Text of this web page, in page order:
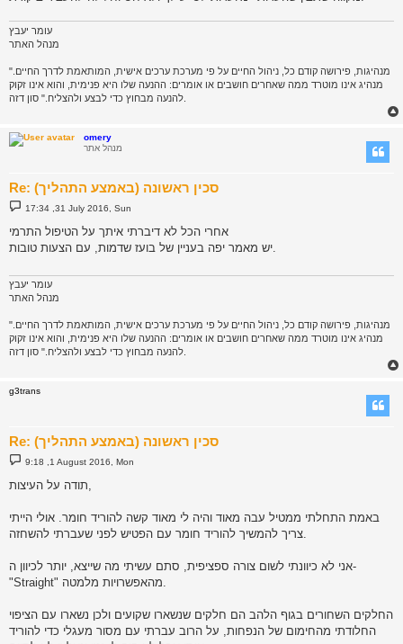
עומר יעבץ
מנהל האתר
"מנהיגות, פירושה קודם כל, ניהול החיים על פי מערכת ערכים אישית, המותאמת לדרך החיים.
מנהיג אינו מוטרד ממה שאחרים חושבים או אומרים: ההנעה שלו היא פנימית, והוא אינו זקוק
omery
מנהל אתר
Re: סכין ראשונה (באמצע התהליך)
P
o
t
17:34 ,31 July 2016, Sun
אחרי הכל לא דיברתי איתך על הטיפול התרמי
יש מאמר יפה בעניין של בועז שדמות, עם הצעות טובות.
עומר יעבץ
מנהל האתר
"מנהיגות, פירושה קודם כל, ניהול החיים על פי מערכת ערכים אישית, המותאמת לדרך החיים.
מנהיג אינו מוטרד ממה שאחרים חושבים או אומרים: ההנעה שלו היא פנימית, והוא אינו זקוק
g3trans
Re: סכין ראשונה (באמצע התהליך)
P
o
t
9:18 ,1 August 2016, Mon
תודה על העיצות,
באמת התחלתי ממטיל עבה מאוד והיה לי מאוד קשה להוריד חומר. אולי הייתי
צריך להמשיך להוריד חומר עם הפטיש לפני שעברתי להשחזה.
אני לא כיוונתי לשום צורה ספציפית, סתם עשיתי מה שייצא, יותר לכיוון ה-
"Straight" מהאפשרויות מלמטה.
החלקים השחורים בגוף הלהב הם חלקים שנשארו שקועים ולכן נשארו עם הציפוי
החלודתי מהחימום של הנפחות, על הרוב עברתי עם מסור מעגלי כדי להוריד